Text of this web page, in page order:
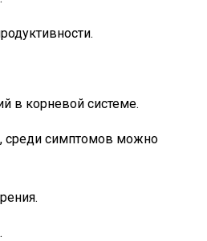
в корневой системе.
среди симптомов можно